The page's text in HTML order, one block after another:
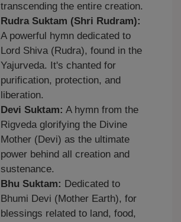
transcending the entire creation.
Rudra Suktam (Shri Rudram):
A powerful hymn dedicated to
Lord Shiva (Rudra), found in the
Yajurveda. It's chanted for
purification, protection, and
liberation.
Devi Suktam: A hymn from the
Rigveda glorifying the Divine
Mother (Devi) as the ultimate
power behind all creation and
sustenance.
Bhu Suktam: Dedicated to
Bhumi Devi (Mother Earth), for
blessings related to land, food,